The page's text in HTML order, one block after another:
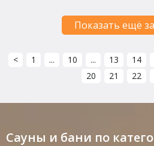
Показать ещё
< 1 ... 10 ... 13 14
20
21 22
Сауны и бани по